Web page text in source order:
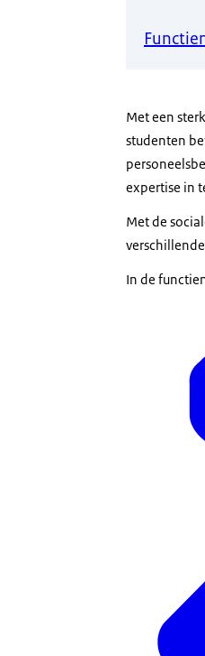
Met een
studenten
expertise in
Met de
In de